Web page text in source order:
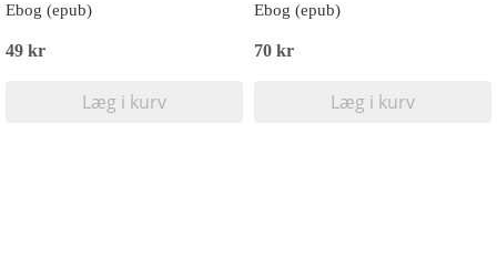
Ebog (epub)
49 kr
Læg i kurv
Ebog (epub)
70 kr
Læg i kurv